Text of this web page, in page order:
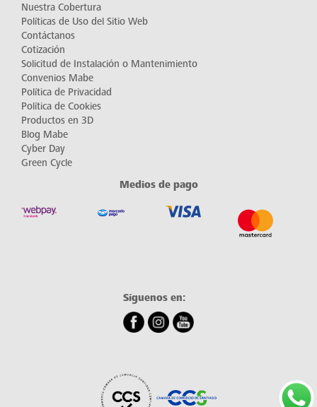
Nuestra Cobertura
Políticas de Uso del Sitio Web
Contáctanos
Cotización
Solicitud de Instalación o Mantenimiento
Convenios Mabe
Política de Privacidad
Política de Cookies
Productos en 3D
Blog Mabe
Cyber Day
Green Cycle
Medios de pago
Síguenos en: